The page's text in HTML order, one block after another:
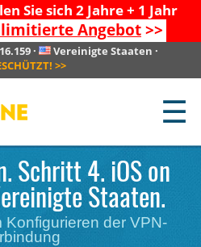
Sie sich 2 Jahre + 1 Jahr
limitierte Angebot>>
· Vereinigte Staaten ·
>>
☰
Schritt 4. iOS on
Staaten.
der VPN-